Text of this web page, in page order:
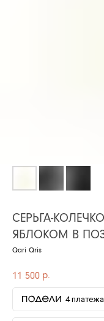
СЕРЬГА-
ЯБЛОКОМ В
Qari Qris
11 500 р.
4